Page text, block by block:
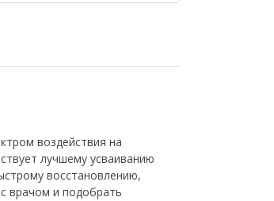
воздействия на
лучшему усваиванию
восстановлению,
врачом и подобрать